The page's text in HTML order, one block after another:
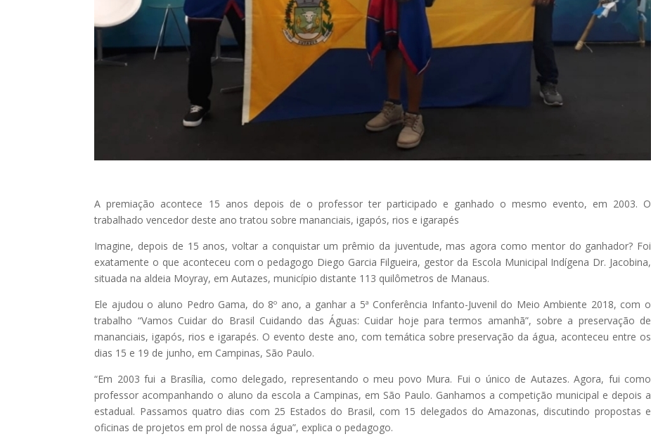
A premiação acontece 15 anos depois de o professor ter participado e ganhado o mesmo evento, em 2003. O
trabalhado vencedor deste ano tratou sobre mananciais, igapós, rios e igarapés
Imagine, depois de 15 anos, voltar a conquistar um prêmio da juventude, mas agora como mentor do ganhador? Foi
exatamente o que aconteceu com o pedagogo Diego Garcia Filgueira, gestor da Escola Municipal Indígena Dr. Jacobina,
situada na aldeia Moyray, em Autazes, município distante 113 quilômetros de Manaus.
Ele ajudou o aluno Pedro Gama, do 8º ano, a ganhar a 5ª Conferência Infanto-Juvenil do Meio Ambiente 2018, com o
trabalho “Vamos Cuidar do Brasil Cuidando das Águas: Cuidar hoje para termos amanhã”, sobre a preservação de
mananciais, igapós, rios e igarapés. O evento deste ano, com temática sobre preservação da água, aconteceu entre os
dias 15 e 19 de junho, em Campinas, São Paulo.
“Em 2003 fui a Brasília, como delegado, representando o meu povo Mura. Fui o único de Autazes. Agora, fui como
professor acompanhando o aluno da escola a Campinas, em São Paulo. Ganhamos a competição municipal e depois a
estadual. Passamos quatro dias com 25 Estados do Brasil, com 15 delegados do Amazonas, discutindo propostas e
oficinas de projetos em prol de nossa água”, explica o pedagogo.